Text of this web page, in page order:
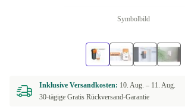
Symbolbild
Inklusive Versandkosten: 10. Aug. – 11. Aug.
30-tägige Gratis Rückversand-Garantie